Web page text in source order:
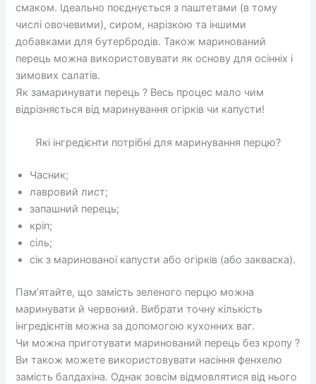
смаком. Ідеально поєднується з паштетами (в тому
числі овочевими), сиром, нарізкою та іншими
добавками для бутербродів. Також маринований
перець можна використовувати як основу для осінніх і
зимових салатів.
Як замаринувати перець ? Весь процес мало чим
відрізняється від маринування огірків чи капусти!
Які інгредієнти потрібні для маринування перцю?
Часник;
лавровий лист;
запашний перець;
кріп;
сіль;
сік з маринованої капусти або огірків (або закваска).
Пам’ятайте, що замість зеленого перцю можна
маринувати й червоний. Вибрати точну кількість
інгредієнтів можна за допомогою кухонних ваг.
Чи можна приготувати маринований перець без кропу ?
Ви також можете використовувати насіння фенхелю
замість балдахіна. Однак зовсім відмовлятися від нього